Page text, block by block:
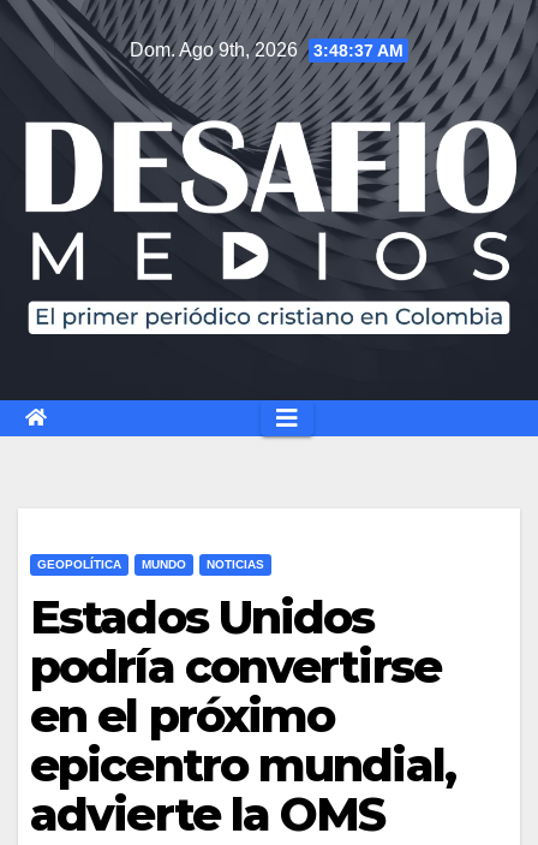
Saltar
contenido
Dom. Ago 9th, 2026 3:48:38 AM
GEOPOLÍTICA MUNDO NOTICIAS
Estados Unidos
podría convertirse
en el próximo
epicentro mundial,
advierte la OMS